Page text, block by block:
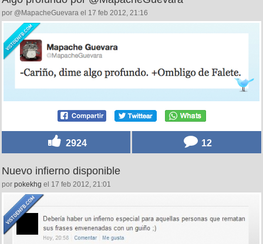
por @MapacheGuevara el 17 feb 2012, 21:16
2924 12
Nuevo infierno disponible
por pokekhg el 17 feb 2012, 21:01